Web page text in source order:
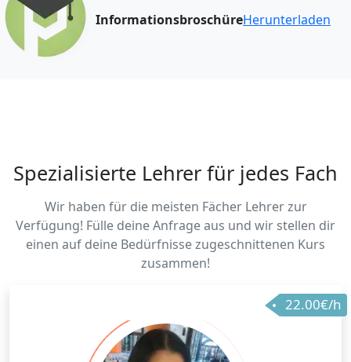
InformationsbroschüreHerunterladen
Spezialisierte Lehrer für jedes Fach
Wir haben für die meisten Fächer Lehrer zur
Verfügung! Fülle deine Anfrage aus und wir stellen dir
einen auf deine Bedürfnisse zugeschnittenen Kurs
zusammen!
22.00€/h